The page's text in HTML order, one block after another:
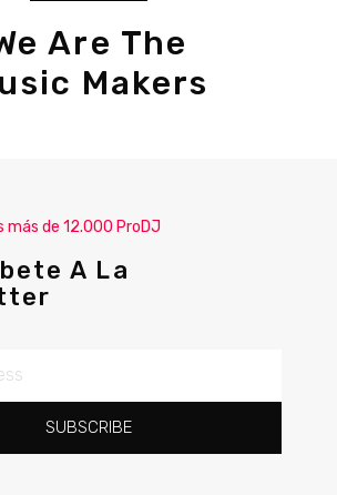
Are The
Makers
más de 12.000 ProDJ
A La
SUBSCRIBE